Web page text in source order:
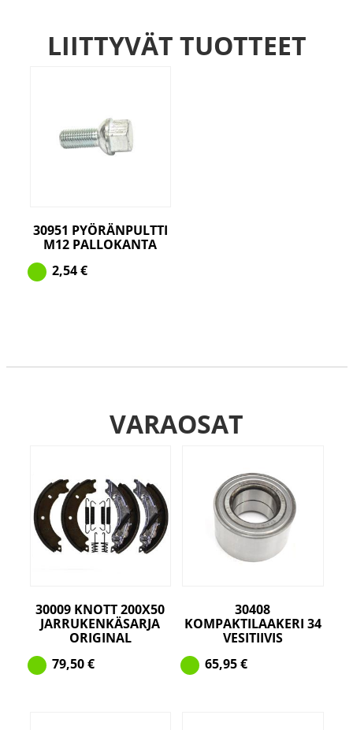
LIITTYVÄT TUOTTEET
30951 PYÖRÄNPULTTI
M12 PALLOKANTA
2,54€
VARAOSAT
30009 KNOTT 200X50
JARRUKENKÄSARJA
ORIGINAL
79,50€
30408
KOMPAKTILAAKERI 34
VESITIIVIS
65,95€